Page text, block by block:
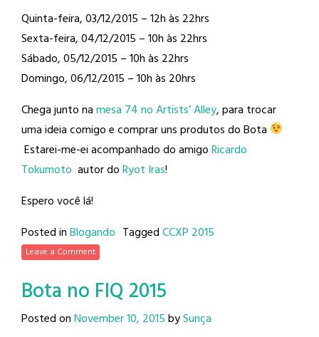
Quinta-feira, 03/12/2015 – 12h às 22hrs
Sexta-feira, 04/12/2015 – 10h às 22hrs
Sábado, 05/12/2015 – 10h às 22hrs
Domingo, 06/12/2015 – 10h às 20hrs
Chega junto namesa 74 no Artists’ Alley, para trocar
uma ideia comigo e comprar uns produtos do Bota
Estarei-me-ei acompanhado do amigoRicardo
Tokumoto autor doRyot Iras!
Espero você lá!
Posted inBlogando TaggedCCXP 2015
Leave a Comment
Bota no FIQ 2015
Posted onNovember 10, 2015bySunça